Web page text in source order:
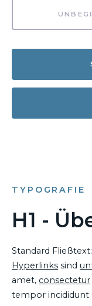
TYPOGRAFIE
H1 -
Standard
Hyperlinks sind
amet, consectetur
tempor incididunt